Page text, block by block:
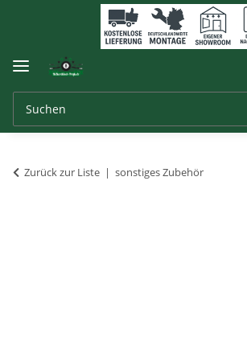
Zurück zur Liste sonstiges Zubehör